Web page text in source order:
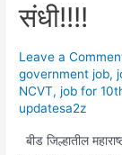
संधी!!!!
Leave a
government job,
NCVT,job for
updatesa2z
बीड जिल्हातील